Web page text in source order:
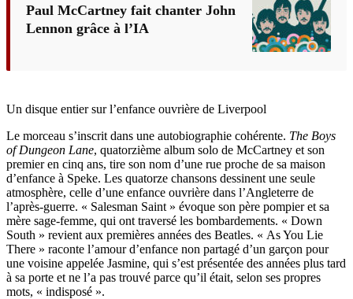
Paul McCartney fait chanter John
Lennon grâce à l’IA
Un disque entier sur l’enfance ouvrière de Liverpool
Le morceau s’inscrit dans une autobiographie cohérente. The Boys
of Dungeon Lane, quatorzième album solo de McCartney et son
premier en cinq ans, tire son nom d’une rue proche de sa maison
d’enfance à Speke. Les quatorze chansons dessinent une seule
atmosphère, celle d’une enfance ouvrière dans l’Angleterre de
l’après-guerre. « Salesman Saint » évoque son père pompier et sa
mère sage-femme, qui ont traversé les bombardements. « Down
South » revient aux premières années des Beatles. « As You Lie
There » raconte l’amour d’enfance non partagé d’un garçon pour
une voisine appelée Jasmine, qui s’est présentée des années plus tard
à sa porte et ne l’a pas trouvé parce qu’il était, selon ses propres
mots, « indisposé ».